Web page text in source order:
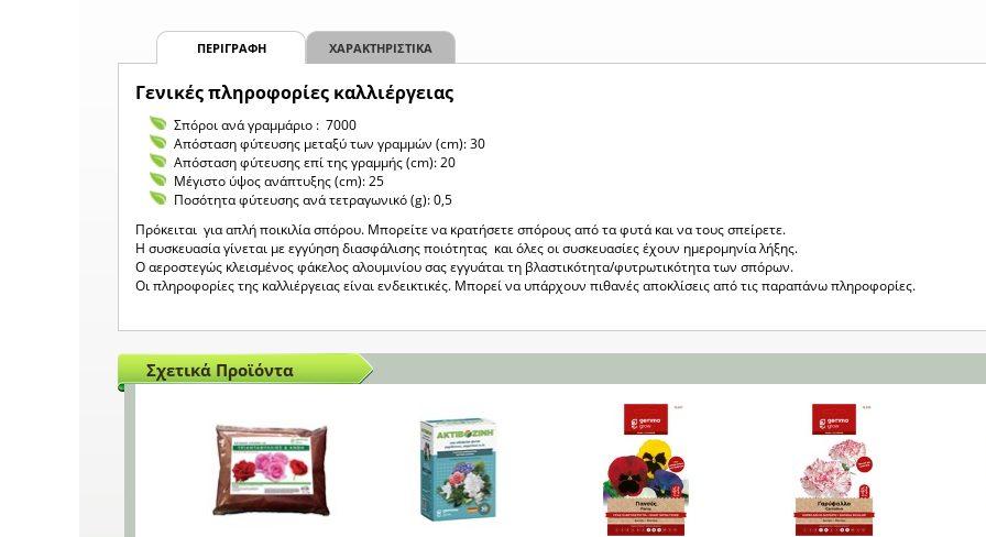
ΠΕΡΙΓΡΑΦΗ ΧΑΡΑΚΤΗΡΙΣΤΙΚΑ
Γενικές πληροφορίες καλλιέργειας
Σπόροι ανά γραμμάριο : 7000
Απόσταση φύτευσης μεταξύ των γραμμών (cm): 30
Απόσταση φύτευσης επί της γραμμής (cm): 20
Μέγιστο ύψος ανάπτυξης (cm): 25
Ποσότητα φύτευσης ανά τετραγωνικό (g): 0,5
Πρόκειται για απλή ποικιλία σπόρου. Μπορείτε να κρατήσετε σπόρους από τα φυτά και να τους σπείρετε.
Η συσκευασία γίνεται με εγγύηση διασφάλισης ποιότητας και όλες οι συσκευασίες έχουν ημερομηνία λήξης.
Ο αεροστεγώς κλεισμένος φάκελος αλουμινίου σας εγγυάται τη βλαστικότητα/φυτρωτικότητα των σπόρων.
Οι πληροφορίες της καλλιέργειας είναι ενδεικτικές. Μπορεί να υπάρχουν πιθανές αποκλίσεις από τις παραπάνω πληροφορίες.
Σχετικά Προϊόντα